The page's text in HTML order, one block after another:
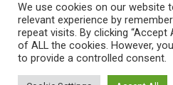
We use cookies on our website
relevant experience by
repeat visits. By clicking
of ALL the cookies. However,
to provide a controlled consent.